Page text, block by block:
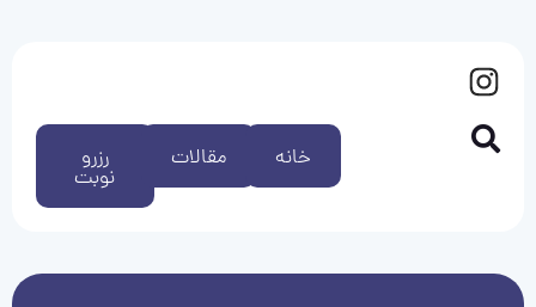
رزرو
نوبت
مقالات خانه